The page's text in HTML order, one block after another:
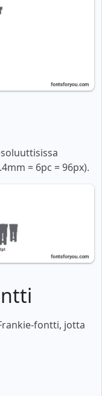
= 6pc = 96px).
fontti, jotta